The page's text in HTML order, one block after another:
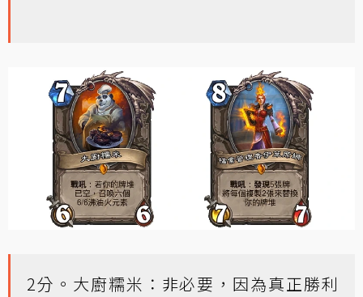
2分。大廚糯米：非必要，因為真正勝利